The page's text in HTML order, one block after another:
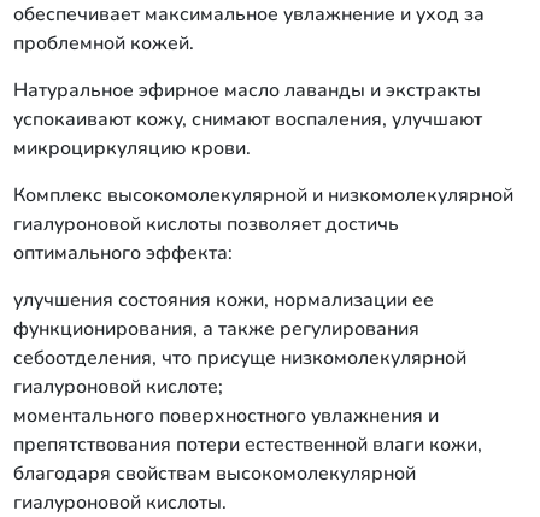
обеспечивает максимальное увлажнение и уход за
проблемной кожей.
Натуральное эфирное масло лаванды и экстракты
успокаивают кожу, снимают воспаления, улучшают
микроциркуляцию крови.
Комплекс высокомолекулярной и низкомолекулярной
гиалуроновой кислоты позволяет достичь
оптимального эффекта:
улучшения состояния кожи, нормализации ее
функционирования, а также регулирования
себоотделения, что присуще низкомолекулярной
гиалуроновой кислоте;
моментального поверхностного увлажнения и
препятствования потери естественной влаги кожи,
благодаря свойствам высокомолекулярной
гиалуроновой кислоты.